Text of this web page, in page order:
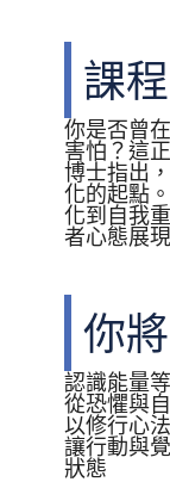
課
你是否曾
害怕？這
博士指出
化的起點
化到自我
者心態展
你
認識能量
從恐懼與
以修行心
讓行動與
狀態